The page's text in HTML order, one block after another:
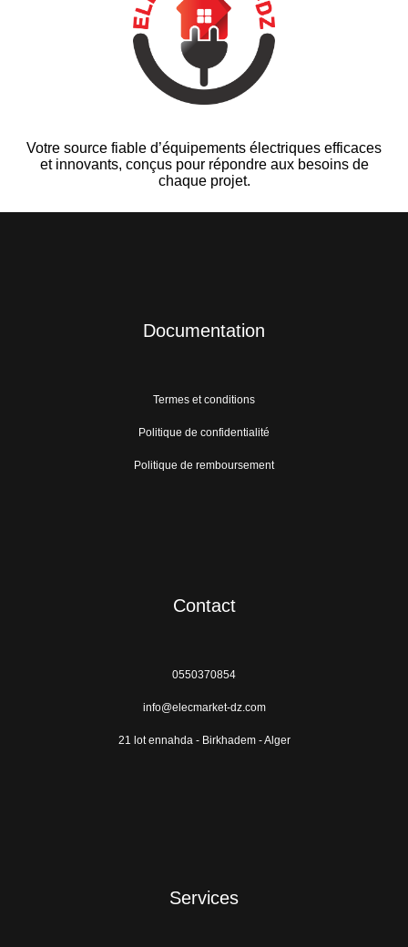
Votre source fiable d’équipements électriques efficaces
et innovants, conçus pour répondre aux besoins de
chaque projet.
Documentation
Termes et conditions
Politique de confidentialité
Politique de remboursement
Contact
0550370854
info@elecmarket-dz.com
21 lot ennahda - Birkhadem - Alger
Services